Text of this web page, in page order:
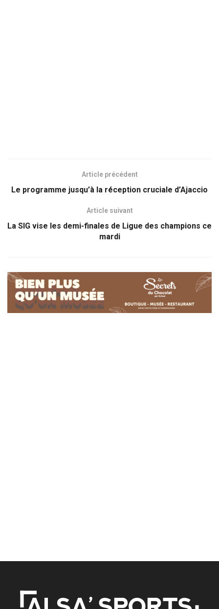
Article précédent
Le programme jusqu’à la réception cruciale d’Ajaccio
Article suivant
La SIG vise les demi-finales de Ligue des champions ce
mardi